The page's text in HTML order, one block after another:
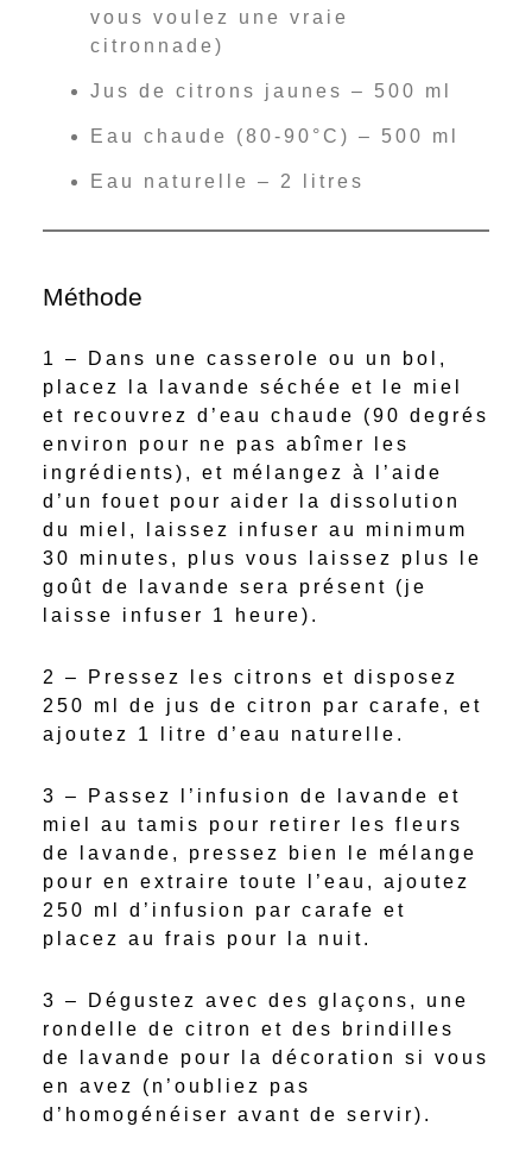
vous voulez une vraie
citronnade)
Jus de citrons jaunes – 500 ml
Eau chaude (80-90°C) – 500 ml
Eau naturelle – 2 litres
Méthode
1 – Dans une casserole ou un bol,
placez la lavande séchée et le miel
et recouvrez d’eau chaude (90 degrés
environ pour ne pas abîmer les
ingrédients), et mélangez à l’aide
d’un fouet pour aider la dissolution
du miel, laissez infuser au minimum
30 minutes, plus vous laissez plus le
goût de lavande sera présent (je
laisse infuser 1 heure).
2 – Pressez les citrons et disposez
250 ml de jus de citron par carafe, et
ajoutez 1 litre d’eau naturelle.
3 – Passez l’infusion de lavande et
miel au tamis pour retirer les fleurs
de lavande, pressez bien le mélange
pour en extraire toute l’eau, ajoutez
250 ml d’infusion par carafe et
placez au frais pour la nuit.
3 – Dégustez avec des glaçons, une
rondelle de citron et des brindilles
de lavande pour la décoration si vous
en avez (n’oubliez pas
d’homogénéiser avant de servir).